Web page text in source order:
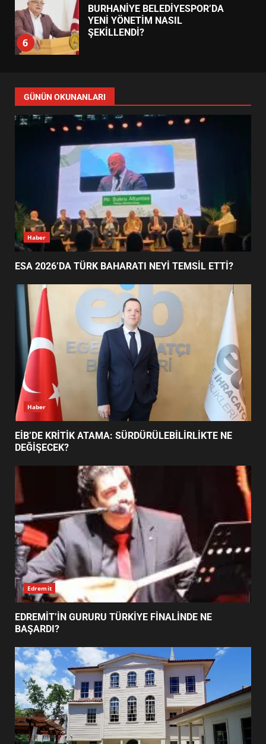
6
BURHANİYE BELEDİYESPOR’DA
YENİ YÖNETİM NASIL
ŞEKİLLENDİ?
7
DEV HAREKET: NELER
YAPILIYOR?
ESA 2026’DA TÜRK BAHARATI
NEYİ TEMSİL ETTİ?
2
EİB’DE KRİTİK ATAMA:
SÜRDÜRÜLEBİLİRLİKTE NE
DEĞİŞECEK?
3
EDREMİT’İN GURURU TÜRKİYE
FİNALİNDE NE BAŞARDI?
4
BALIKESİR MÜZELERİNDE SÜRE
UZATILDI: NE DEĞİŞTİ?
TURNUVASI KAYITLARI NEYİ
DEĞİŞTİRİYOR?
6
BURHANİYE BELEDİYESPOR’DA
YENİ YÖNETİM NASIL
ŞEKİLLENDİ?
BURHANİYE’DE FEN İŞLERİNDEN
DEV HAREKET: NELER
GÜNÜN OKUNANLARI
Haber
ESA 2026’DA TÜRK BAHARATI NEYİ TEMSİL ETTİ?
Haber
EİB’DE KRİTİK ATAMA: SÜRDÜRÜLEBİLİRLİKTE NE
DEĞİŞECEK?
Edremit
EDREMİT’İN GURURU TÜRKİYE FİNALİNDE NE
BAŞARDI?